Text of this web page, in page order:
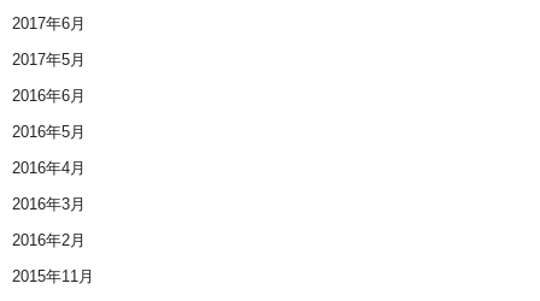
2017年6月
2017年5月
2016年6月
2016年5月
2016年4月
2016年3月
2016年2月
2015年11月